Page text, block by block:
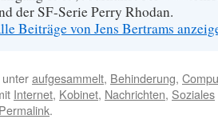
der SF-Serie Perry Rhodan.
Beiträge von Jens Bertrams
aufgesammelt, Behinderung,
Internet, Kobinet, Nachrichten, Soziales
Permalink.